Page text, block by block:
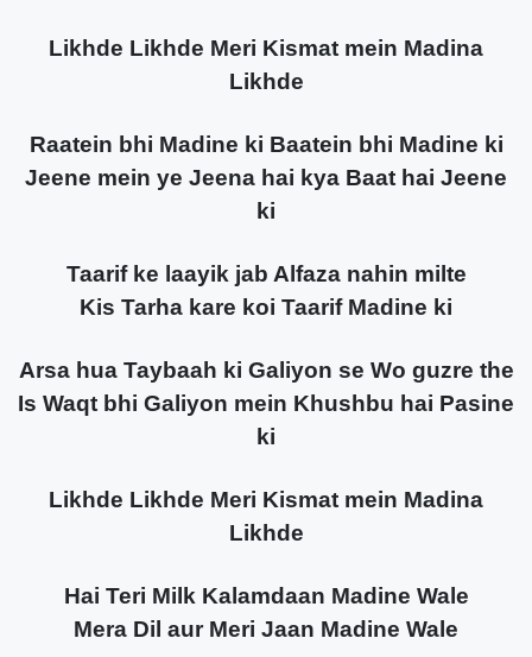
Likhde Likhde Meri Kismat mein Madina
Likhde
Raatein bhi Madine ki Baatein bhi Madine ki
Jeene mein ye Jeena hai kya Baat hai Jeene
ki
Taarif ke laayik jab Alfaza nahin milte
Kis Tarha kare koi Taarif Madine ki
Arsa hua Taybaah ki Galiyon se Wo guzre the
Is Waqt bhi Galiyon mein Khushbu hai Pasine
ki
Likhde Likhde Meri Kismat mein Madina
Likhde
Hai Teri Milk Kalamdaan Madine Wale
Mera Dil aur Meri Jaan Madine Wale